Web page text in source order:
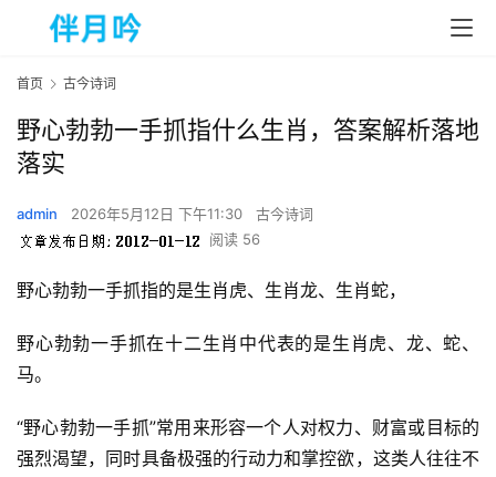
首页 古今诗词
野心勃勃一手抓指什么生肖，答案解析落地
落实
admin 2026年5月12日 下午11:30
古今诗词
阅读 56
野心勃勃一手抓指的是生肖虎、生肖龙、生肖蛇，
野心勃勃一手抓在十二生肖中代表的是生肖虎、龙、蛇、
马。
“野心勃勃一手抓”常用来形容一个人对权力、财富或目标的
强烈渴望，同时具备极强的行动力和掌控欲，这类人往往不